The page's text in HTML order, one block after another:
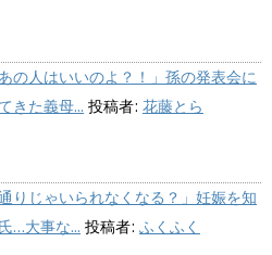
あの人はいいのよ？！」孫の発表会に
きた義母... 投稿者: 花藤とら
通りじゃいられなくなる？」妊娠を知
…大事な... 投稿者: ふくふく